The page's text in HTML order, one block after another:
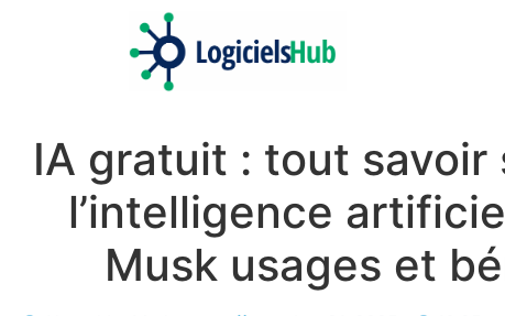
IA gratuit : tout savoir
l’intelligence
Musk usages et